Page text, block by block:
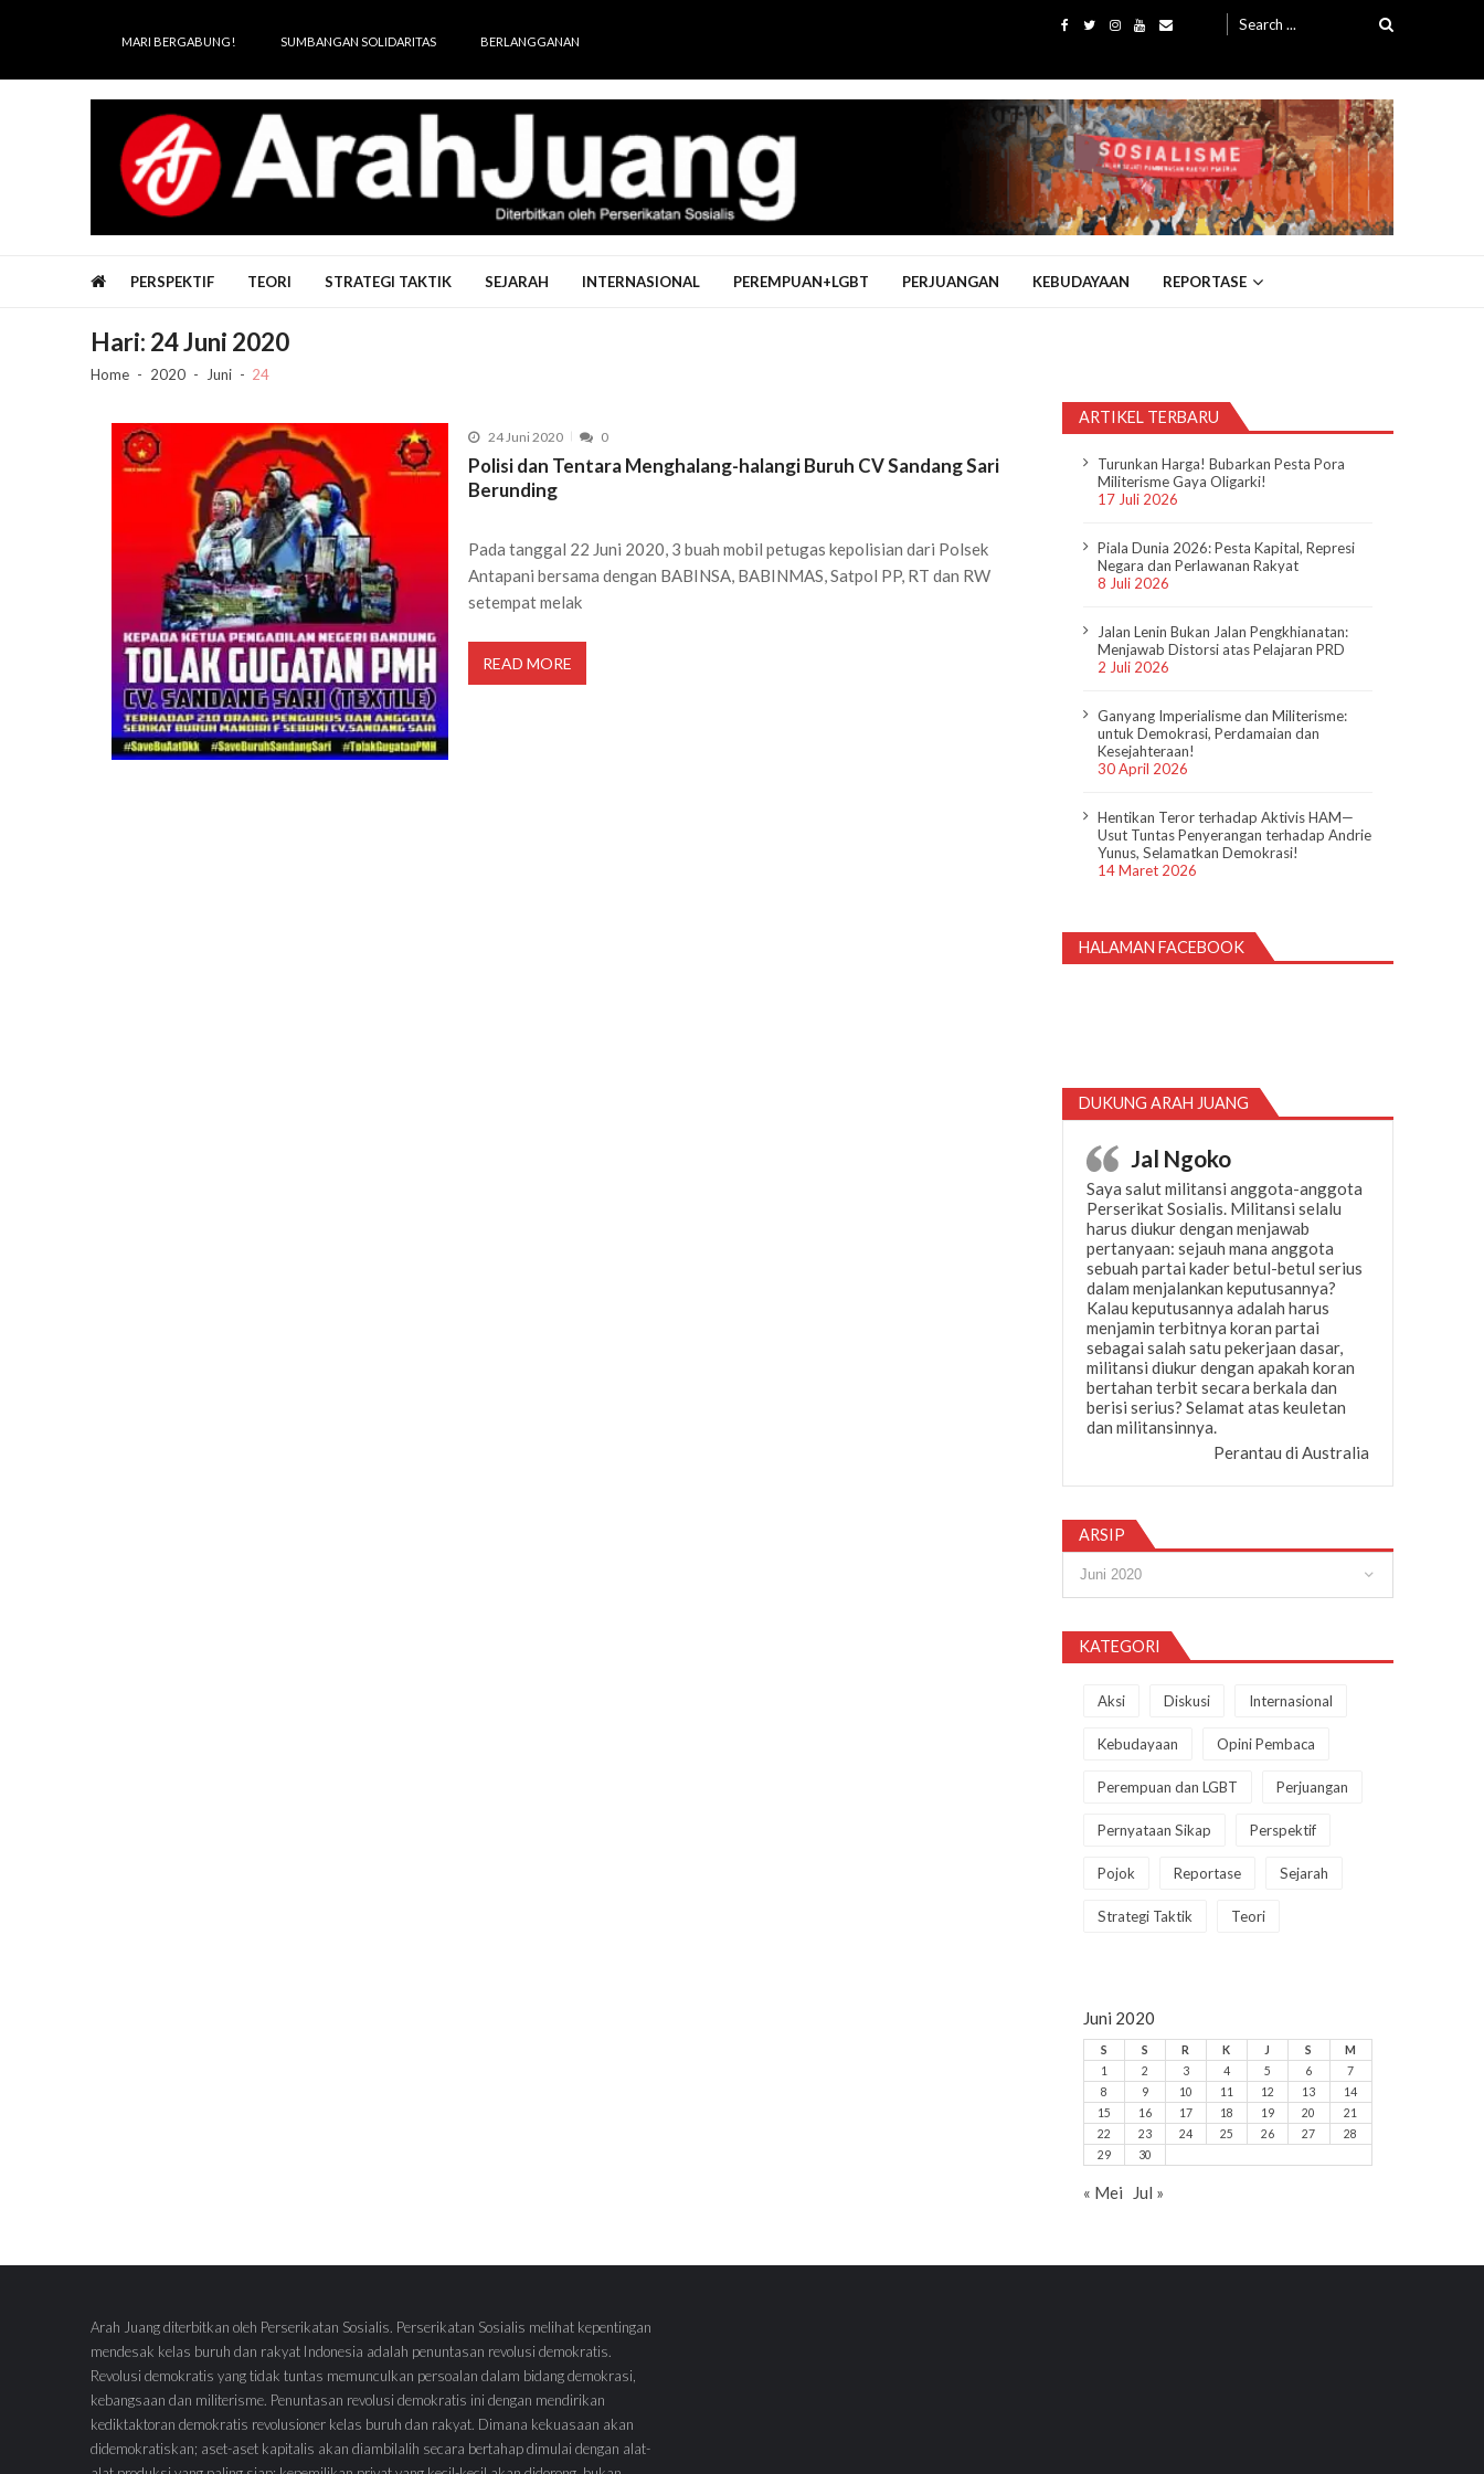
MARI BERGABUNG! SUMBANGAN SOLIDARITAS BERLANGGANAN
for:
PERSPEKTIF TEORI STRATEGI TAKTIK SEJARAH INTERNASIONAL PEREMPUAN+LGBT PERJUANGAN KEBUDAYAAN REPORTASE
Hari: 24 Juni 2020
Home 2020 Juni 24
24 Juni 2020 0
Polisi dan Tentara Menghalang-halangi Buruh CV Sandang Sari
Berunding
Pada tanggal 22 Juni 2020, 3 buah mobil petugas kepolisian dari Polsek
Antapani bersama dengan BABINSA, BABINMAS, Satpol PP, RT dan RW
setempat melak
READ MORE
ARTIKEL TERBARU
Turunkan Harga! Bubarkan Pesta Pora
Militerisme Gaya Oligarki!
17 Juli 2026
Piala Dunia 2026: Pesta Kapital, Represi
Negara dan Perlawanan Rakyat
8 Juli 2026
Jalan Lenin Bukan Jalan Pengkhianatan:
Menjawab Distorsi atas Pelajaran PRD
2 Juli 2026
Ganyang Imperialisme dan Militerisme:
untuk Demokrasi, Perdamaian dan
Kesejahteraan!
30 April 2026
Hentikan Teror terhadap Aktivis HAM—
Usut Tuntas Penyerangan terhadap Andrie
Yunus, Selamatkan Demokrasi!
14 Maret 2026
HALAMAN FACEBOOK
DUKUNG ARAH JUANG
Jal Ngoko
Saya salut militansi anggota-anggota
Perserikat Sosialis. Militansi selalu
harus diukur dengan menjawab
pertanyaan: sejauh mana anggota
sebuah partai kader betul-betul serius
dalam menjalankan keputusannya?
Kalau keputusannya adalah harus
menjamin terbitnya koran partai
sebagai salah satu pekerjaan dasar,
militansi diukur dengan apakah koran
bertahan terbit secara berkala dan
berisi serius? Selamat atas keuletan
dan militansinnya.
Perantau di Australia
ARSIP
KATEGORI
Aksi Diskusi Internasional
Kebudayaan Opini Pembaca
Perempuan dan LGBT Perjuangan
Pernyataan Sikap Perspektif
Pojok Reportase Sejarah
Strategi Taktik Teori
Juni 2020
S S R K J S
M
1
2 3 4 5 6
7
8
9 10 11 12 13
14
15
16 17 18 19 20
21
22
23 24 25 26 27
28
29
30
« Mei Jul »
Arah Juang diterbitkan oleh Perserikatan Sosialis. Perserikatan Sosialis melihat kepentingan
mendesak kelas buruh dan rakyat Indonesia adalah penuntasan revolusi demokratis.
Revolusi demokratis yang tidak tuntas memunculkan persoalan dalam bidang demokrasi,
kebangsaan dan militerisme. Penuntasan revolusi demokratis ini dengan mendirikan
kediktaktoran demokratis revolusioner kelas buruh dan rakyat. Dimana kekuasaan akan
didemokratiskan; aset-aset kapitalis akan diambilalih secara bertahap dimulai dengan alat-